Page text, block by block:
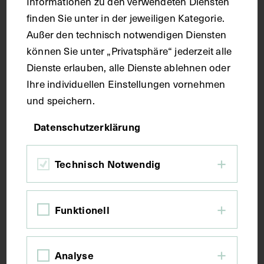
Handschrift
Maße
Der Text ist die ergänzende Beschreibung in
italienischer Sprache zum anatomischen
Wachsmodell der oberflächliche Muskelschicht.
Schlagwörter
finden Sie unter in der jeweiligen Kategorie.
Außer den technisch notwendigen Diensten
können Sie unter „Privatsphäre“ jederzeit alle
Dienste erlauben, alle Dienste ablehnen oder
Ihre individuellen Einstellungen vornehmen
und speichern.
Datenschutzerklärung
Technisch Notwendig
Funktionell
Analyse